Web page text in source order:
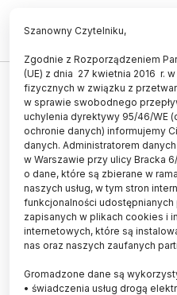
ŚWIAT
Laserowe
skuteczne
06.01.2024
aktualizacja:
2 minuty czytania
Szanowny Czytelniku,
Zgodnie z Rozporządzeniem
(UE) z dnia 27 kwietnia 2016 r.
fizycznych w związku z
w sprawie swobodnego
uchylenia dyrektywy 95/46/WE
ochronie danych) informujemy
danych. Administratorem
w Warszawie przy ulicy Bracka
o dane, które są zbierane w
naszych usług, w tym stron
funkcjonalności udostępnianych
zapisanych w plikach cookies i
internetowych, które są
nas oraz naszych zaufanych
Gromadzone dane są
• świadczenia usług drogą